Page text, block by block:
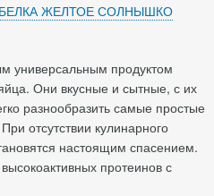
ЖЕЛТОЕ СОЛНЫШКО
универсальным продуктом
Они вкусные и сытные, с их
разнообразить самые простые
отсутствии кулинарного
настоящим спасением.
протеинов с